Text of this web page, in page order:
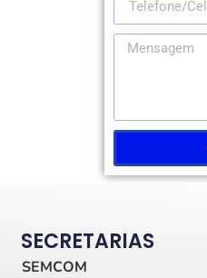
SECRETARIAS
SEMCOM